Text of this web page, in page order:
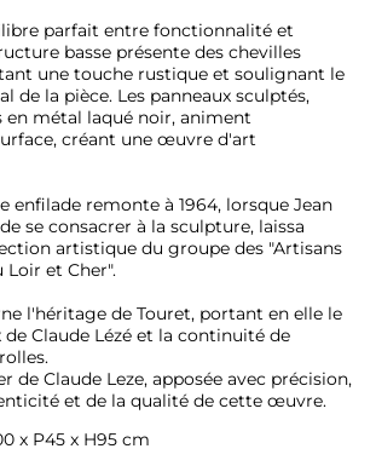
parfait entre fonctionnalité et
basse présente des chevilles
une touche rustique et soulignant le
de la pièce. Les panneaux sculptés,
en métal laqué noir, animent
créant une œuvre d'art
enfilade remonte à 1964, lorsque Jean
se consacrer à la sculpture, laissa
artistique du groupe des "Artisans
Loir et Cher".
l'héritage de Touret, portant en elle le
Claude Lézé et la continuité de
de Claude Leze, apposée avec précision,
et de la qualité de cette œuvre.
x P45 x H95 cm